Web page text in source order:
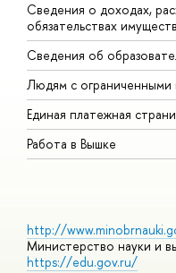
Сведения о доходах,
обязательствах
Сведения об
Людям с ограниченными
Единая платежная
Работа в Вышке
http://
Министерство науки и
https://edu.gov.ru/